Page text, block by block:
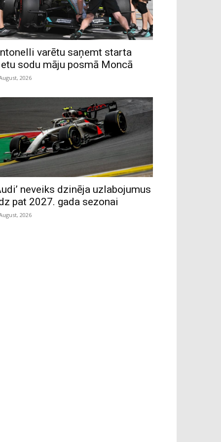
varētu saņemt starta
sodu māju posmā Moncā
2026
neveiks dzinēja uzlabojumus
pat 2027. gada sezonai
2026